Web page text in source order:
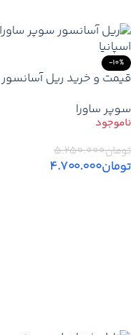
-10%
قیمت و خرید ریل آسانسور
سوپر ساورا
تومان۵.۲۵۰.۰۰۰
تومان۴.۷۰۰.۰۰۰